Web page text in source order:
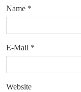
Name *
E-Mail *
Website